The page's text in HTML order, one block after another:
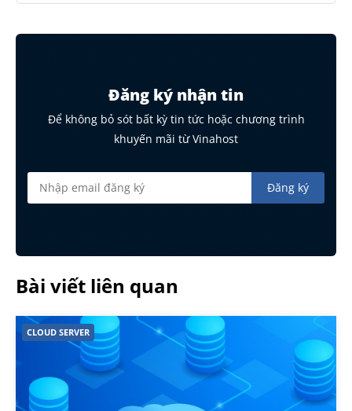
Đăng ký nhận tin
Để không bỏ sót bất kỳ tin tức hoặc chương trình
khuyến mãi từ Vinahost
Bài viết liên quan
CLOUD SERVER